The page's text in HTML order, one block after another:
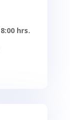
hrs.